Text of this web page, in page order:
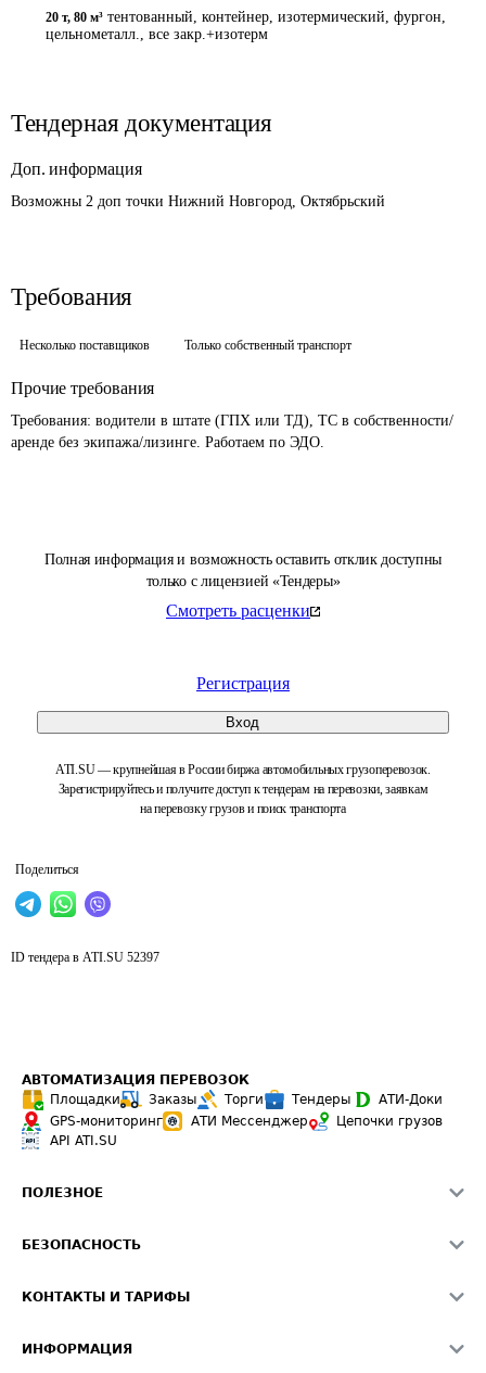
Полная информация и возможность оставить отклик доступны
только с лицензией «Тендеры»
Смотреть расценки
Регистрация
Вход
ATI.SU — крупнейшая в России биржа автомобильных грузоперевозок.
Зарегистрируйтесь и получите доступ к тендерам на перевозки, заявкам
на перевозку грузов и поиск транспорта
Поделиться
20 т, 80 м³ тентованный, контейнер, изотермический, фургон,
цельнометалл., все закр.+изотерм
Тендерная документация
Доп. информация
Возможны 2 доп точки Нижний Новгород, Октябрьский
Требования
Несколько поставщиков Только собственный транспорт
Прочие требования
Требования: водители в штате (ГПХ или ТД), ТС в собственности/
аренде без экипажа/лизинге. Работаем по ЭДО.
ID тендера в ATI.SU 52397
АВТОМАТИЗАЦИЯ ПЕРЕВОЗОК
Площадки
Заказы Торги Тендеры
АТИ-Доки
GPS-мониторинг
АТИ Мессенджер
Цепочки грузов
API ATI.SU
ПОЛЕЗНОЕ
Звезды ATI.SU на вашем сайте
Средние ставки
БЕЗОПАСНОСТЬ
Светофор+
КОНТАКТЫ И ТАРИФЫ
ИНФОРМАЦИЯ